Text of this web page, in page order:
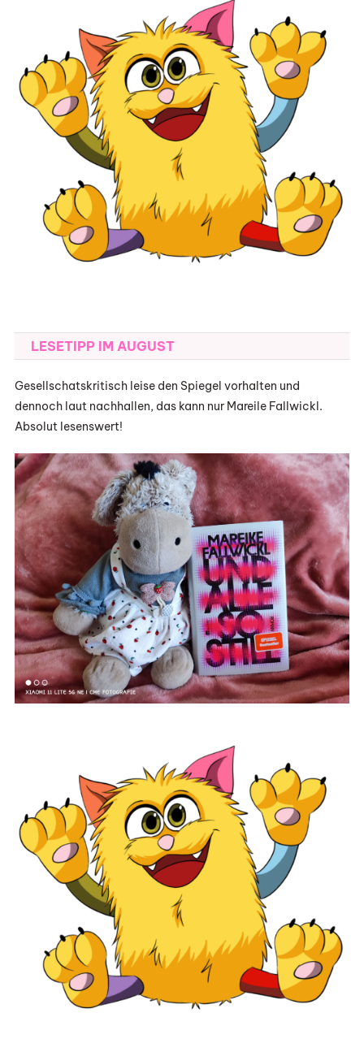
LESETIPP IM AUGUST
Gesellschatskritisch leise den Spiegel vorhalten und
dennoch laut nachhallen, das kann nur Mareile Fallwickl.
Absolut lesenswert!